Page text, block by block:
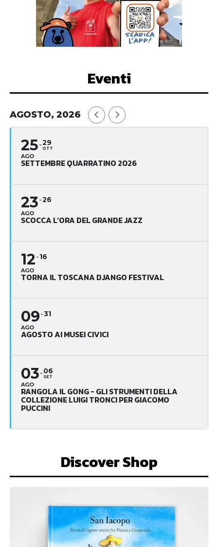
Eventi
AGOSTO, 2026
25
AGO
29
OTT
SETTEMBRE QUARRATINO 2026
23
AGO
26
SCOCCA L’ORA DEL GRANDE JAZZ
12
AGO
16
TORNA IL TOSCANA DJANGO FESTIVAL
09
AGO
31
AGOSTO AI MUSEI CIVICI
03
AGO
06
SET
RANGOLA IL GONG - GLI STRUMENTI DELLA
COLLEZIONE LUIGI TRONCI PER GIACOMO
PUCCINI
Discover Shop